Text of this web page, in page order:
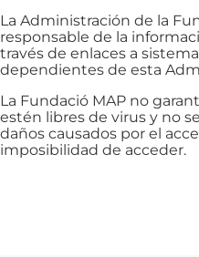
La Administración de la
responsable de la
través de enlaces a
dependientes de esta
La Fundació MAP no
estén libres de virus y no
daños causados por el
imposibilidad de acceder.